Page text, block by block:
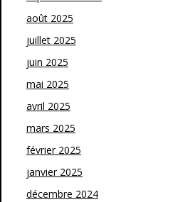
août 2025
juillet 2025
juin 2025
mai 2025
avril 2025
mars 2025
février 2025
janvier 2025
décembre 2024